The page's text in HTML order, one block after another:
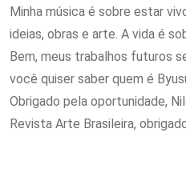
Minha música é sobre estar
ideias, obras e arte. A vida é
Bem, meus trabalhos futuros
você quiser saber quem é
Obrigado pela oportunidade,
Revista Arte Brasileira,